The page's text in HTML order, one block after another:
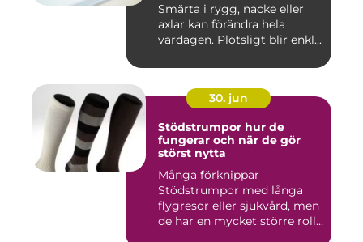
Smärta i rygg, nacke eller
axlar kan förändra hela
vardagen. Plötsligt blir enkl...
30. jun
Stödstrumpor hur de
fungerar och när de gör
störst nytta
Många förknippar
Stödstrumpor med långa
flygresor eller sjukvård, men
de har en mycket större roll